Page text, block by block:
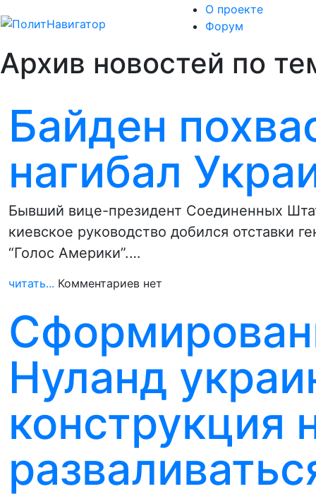
О проекте
Форум
Архив новостей по
Байден
нагибал
Бывший вице-президент Соединенных
киевское руководство добился отставки
“Голос Америки”.…
читать... Комментариев нет
Нуланд
конструкция